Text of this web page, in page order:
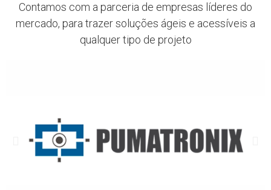
Contamos com a parceria de empresas líderes do
mercado, para trazer soluções ágeis e acessíveis a
qualquer tipo de projeto